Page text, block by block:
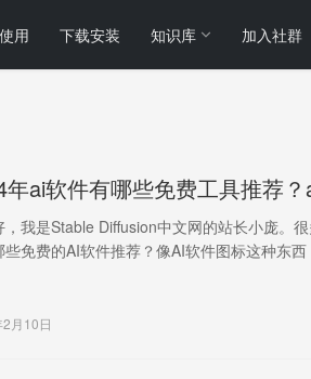
用 下载安装 知识库 加入社群
年ai软件有哪些免费工具推荐
，我是Stable Diffusion中文网的站长小庞。
些免费的AI软件推荐？像AI软件图标这种东
月10日